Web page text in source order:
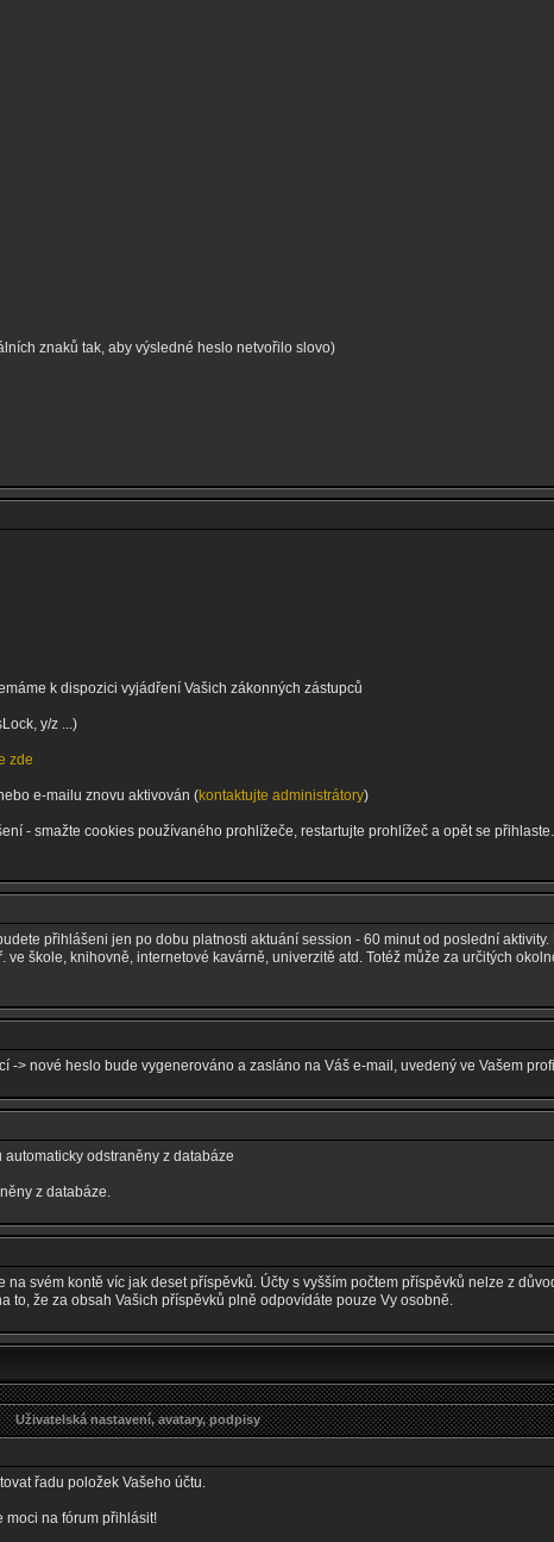
znaků tak, aby výsledné heslo netvořilo slovo)
k dispozici vyjádření Vašich zákonných zástupců
y/z ...)
zde
e-mailu znovu aktivován (kontaktujte administrátory)
- smažte cookies používaného prohlížeče, restartujte prohlížeč a opět se
přihlášeni jen po dobu platnosti aktuání session - 60 minut od poslední
škole, knihovně, internetové kavárně, univerzitě atd. Totéž může za určitých
-> nové heslo bude vygenerováno a zasláno na Váš e-mail, uvedený ve Vašem
odstraněny z databáze
z databáze.
na svém kontě víc jak deset příspěvků. Účty s vyšším počtem příspěvků nelze z
že za obsah Vašich příspěvků plně odpovídáte pouze Vy osobně.
Uživatelská nastavení, avatary, podpisy
řadu položek Vašeho účtu.
moci na fórum přihlásit!